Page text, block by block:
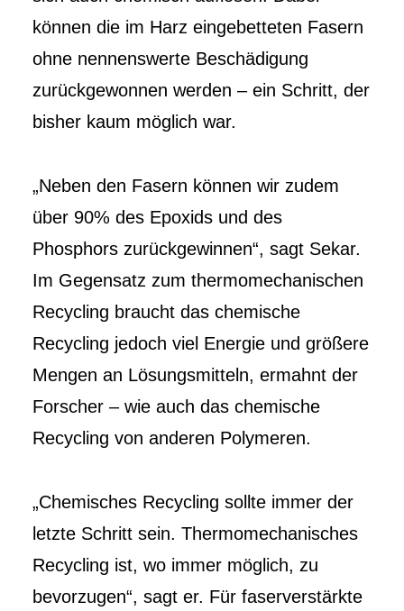
können die im Harz eingebetteten Fasern
ohne nennenswerte Beschädigung
zurückgewonnen werden – ein Schritt, der
bisher kaum möglich war.
„Neben den Fasern können wir zudem
über 90% des Epoxids und des
Phosphors zurückgewinnen“, sagt Sekar.
Im Gegensatz zum thermomechanischen
Recycling braucht das chemische
Recycling jedoch viel Energie und größere
Mengen an Lösungsmitteln, ermahnt der
Forscher – wie auch das chemische
Recycling von anderen Polymeren.
„Chemisches Recycling sollte immer der
letzte Schritt sein. Thermomechanisches
Recycling ist, wo immer möglich, zu
bevorzugen“, sagt er. Für faserverstärkte